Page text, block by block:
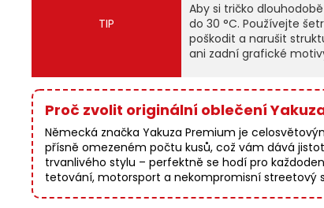
TIP
Aby si tričko
do 30 °C. Používejte
poškodit a narušit
ani zadní grafické
Proč zvolit originální oblečení
Německá značka Yakuza Premium je
přísně omezeném počtu kusů, což vám dává
trvanlivého stylu – perfektně se hodí pro
tetování, motorsport a nekompromisní streetový